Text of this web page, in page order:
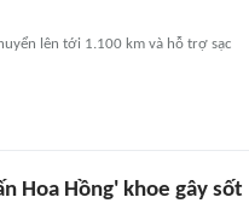
lên tới 1.100 km và hỗ trợ sạc
Hoa Hồng' khoe gây sốt